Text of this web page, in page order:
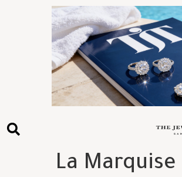
La Marquise